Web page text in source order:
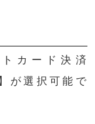
カード決済
が選択可能で